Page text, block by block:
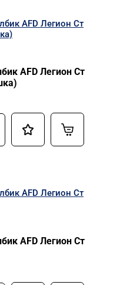
AFD Легион Ст
AFD Легион Ст